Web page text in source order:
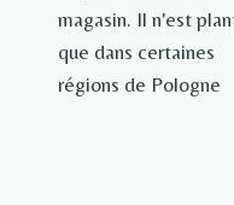
l’article
magasin. Il n'est
que dans certaines
régions de Pologne